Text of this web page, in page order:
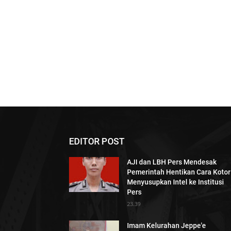
EDITOR POST
AJI dan LBH Pers Mendesak
Pemerintah Hentikan Cara Kotor
Menyusupkan Intel ke Institusi
Pers
23.39
Imam Kelurahan Jeppe'e